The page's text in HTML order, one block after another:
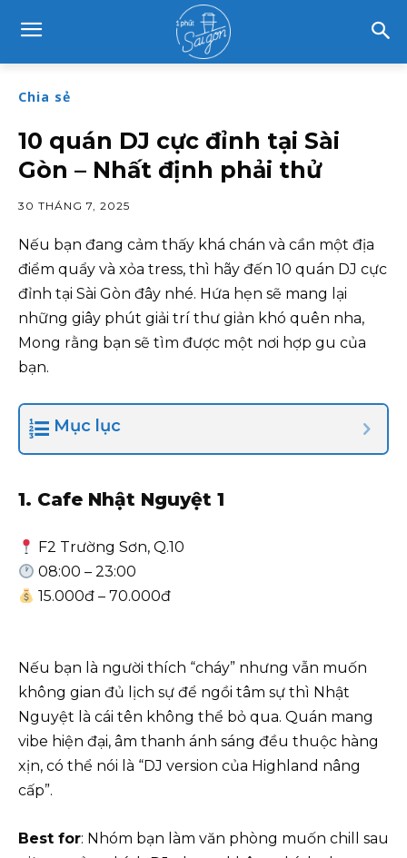
Chia sẻ
10 quán DJ cực đỉnh tại Sài
Gòn – Nhất định phải thử
30 THÁNG 7, 2025
Nếu bạn đang cảm thấy khá chán và cần một địa
điểm quẩy và xỏa tress, thì hãy đến 10 quán DJ cực
đỉnh tại Sài Gòn đây nhé. Hứa hẹn sẽ mang lại
những giây phút giải trí thư giản khó quên nha,
Mong rằng bạn sẽ tìm được một nơi hợp gu của
bạn.
Mục lục
1. Cafe Nhật Nguyệt 1
F2 Trường Sơn, Q.10
08:00 – 23:00
15.000đ – 70.000đ
Nếu bạn là người thích “cháy” nhưng vẫn muốn
không gian đủ lịch sự để ngồi tâm sự thì Nhật
Nguyệt là cái tên không thể bỏ qua. Quán mang
vibe hiện đại, âm thanh ánh sáng đều thuộc hàng
xịn, có thể nói là “DJ version của Highland nâng
cấp”.
Best for: Nhóm bạn làm văn phòng muốn chill sau